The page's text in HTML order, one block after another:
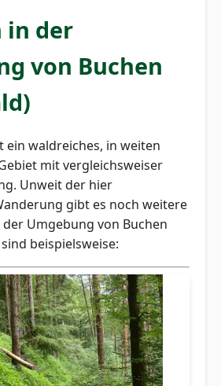
in der
von Buchen
ein waldreiches, in weiten
mit vergleichsweiser
Unweit der hier
gibt es noch weitere
Umgebung von Buchen
beispielsweise: